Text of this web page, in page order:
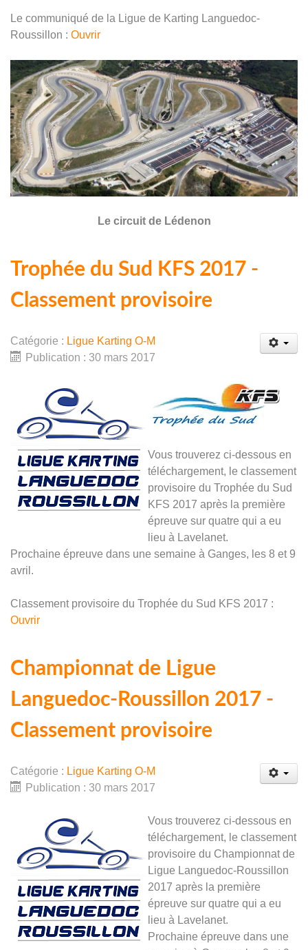
Le communiqué de la Ligue de Karting Languedoc-
Roussillon : Ouvrir
Le circuit de Lédenon
Trophée du Sud KFS 2017 -
Classement provisoire
Catégorie : Ligue Karting O-M
Publication : 30 mars 2017
Vous trouverez ci-dessous en
téléchargement, le classement
provisoire du Trophée du Sud
KFS 2017 après la première
épreuve sur quatre qui a eu
lieu à Lavelanet.
Prochaine épreuve dans une semaine à Ganges, les 8 et 9
avril.
Classement provisoire du Trophée du Sud KFS 2017 :
Ouvrir
Championnat de Ligue
Languedoc-Roussillon 2017 -
Classement provisoire
Catégorie : Ligue Karting O-M
Publication : 30 mars 2017
Vous trouverez ci-dessous en
téléchargement, le classement
provisoire du Championnat de
Ligue Languedoc-Roussillon
2017 après la première
épreuve sur quatre qui a eu
lieu à Lavelanet.
Prochaine épreuve dans une